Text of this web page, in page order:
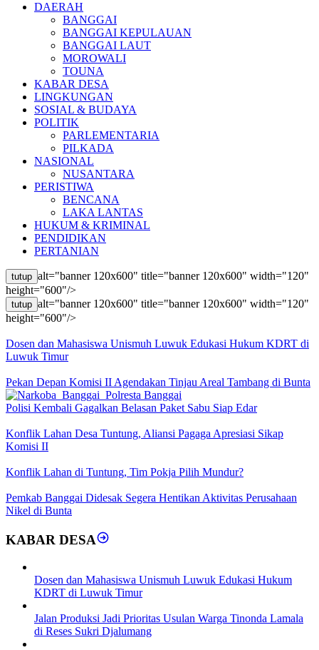
DAERAH
BANGGAI
BANGGAI KEPULAUAN
BANGGAI LAUT
MOROWALI
TOUNA
KABAR DESA
LINGKUNGAN
SOSIAL & BUDAYA
POLITIK
PARLEMENTARIA
PILKADA
NASIONAL
NUSANTARA
PERISTIWA
BENCANA
LAKA LANTAS
HUKUM & KRIMINAL
PENDIDIKAN
PERTANIAN
tutup alt="banner 120x600" title="banner 120x600" width="120"
height="600"/>
tutup alt="banner 120x600" title="banner 120x600" width="120"
height="600"/>
Dosen dan Mahasiswa Unismuh Luwuk Edukasi Hukum KDRT di
Luwuk Timur
Pekan Depan Komisi II Agendakan Tinjau Areal Tambang di Bunta
Polisi Kembali Gagalkan Belasan Paket Sabu Siap Edar
Konflik Lahan Desa Tuntung, Aliansi Pagaga Apresiasi Sikap
Komisi II
Konflik Lahan di Tuntung, Tim Pokja Pilih Mundur?
Pemkab Banggai Didesak Segera Hentikan Aktivitas Perusahaan
Nikel di Bunta
KABAR DESA
Dosen dan Mahasiswa Unismuh Luwuk Edukasi Hukum
KDRT di Luwuk Timur
Jalan Produksi Jadi Prioritas Usulan Warga Tinonda Lamala
di Reses Sukri Djalumang